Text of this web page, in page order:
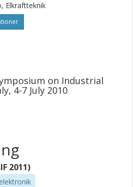
Elkraftteknik
on Industrial
4-7 July 2010
2011)